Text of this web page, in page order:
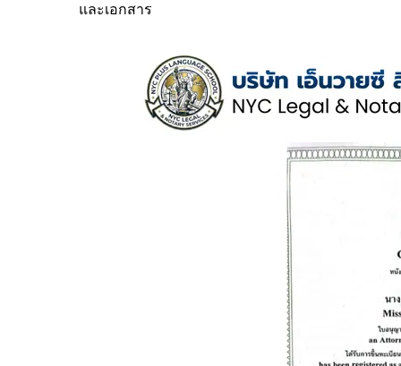
และเอกสาร